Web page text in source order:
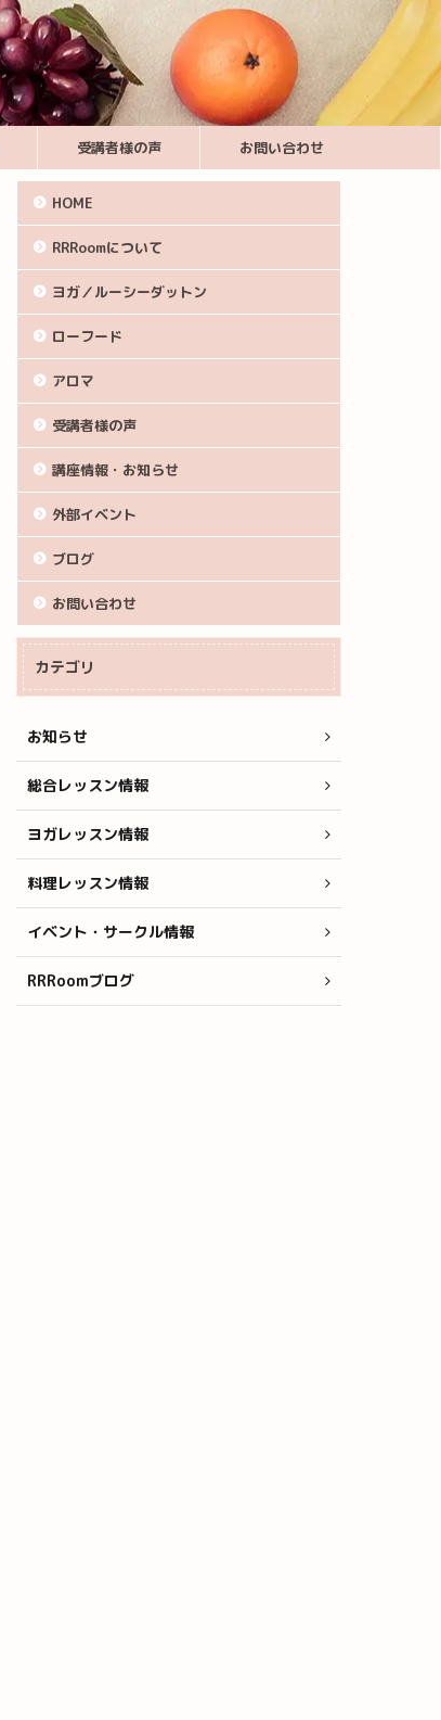
受講者様の声 お問い合わせ
HOME
RRRoomについて
ヨガ／ルーシーダットン
ローフード
アロマ
受講者様の声
講座情報・お知らせ
外部イベント
ブログ
お問い合わせ
カテゴリ
お知らせ
総合レッスン情報
ヨガレッスン情報
料理レッスン情報
イベント・サークル情報
RRRoomブログ